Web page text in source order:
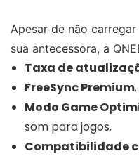
Apesar de não
sua antecessora, a
Taxa de
FreeSync Premium.
Modo Game
som para jogos.
Compatibilidade